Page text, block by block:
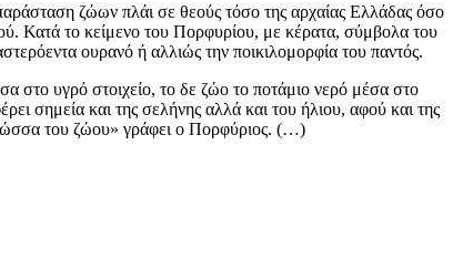
ζώων πλάι σε θεούς τόσο της αρχαίας Ελλάδας όσο
Κατά το κείμενο του Πορφυρίου, με κέρατα, σύμβολα του
ουρανό ή αλλιώς την ποικιλομορφία του παντός.
στο υγρό στοιχείο, το δε ζώο το ποτάμιο νερό μέσα στο
σημεία και της σελήνης αλλά και του ήλιου, αφού και της
του ζώου» γράφει ο Πορφύριος. (…)